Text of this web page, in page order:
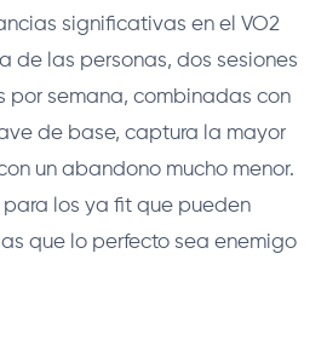
significativas en el VO2
de las personas, dos sesiones
por semana, combinadas con
de base, captura la mayor
un abandono mucho menor.
para los ya fit que pueden
que lo perfecto sea enemigo